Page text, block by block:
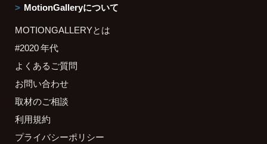
MotionGalleryについて
MOTIONGALLERYとは
#2020 年代
よくあるご質問
お問い合わせ
取材のご相談
利用規約
プライバシーポリシー